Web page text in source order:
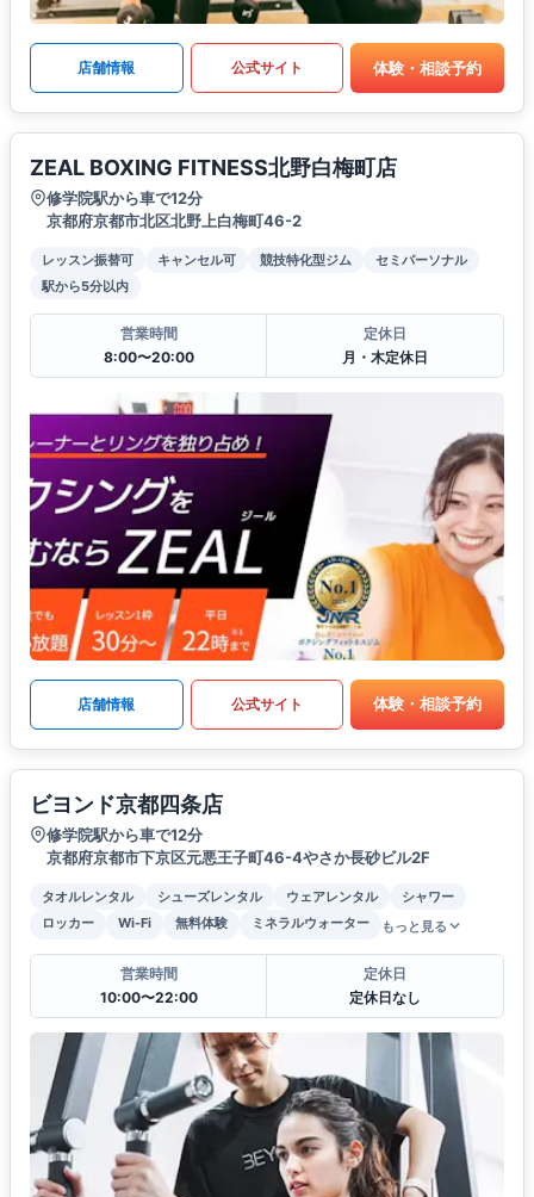
店舗情報 公式サイト 体験・相談予約
ZEAL BOXING FITNESS北野白梅町店
修学院駅から車で12分
京都府京都市北区北野上白梅町46-2
レッスン振替可 キャンセル可 競技特化型ジム
セミパーソナル
駅から5分以内
営業時間
8:00〜20:00
定休日
月・木定休日
店舗情報 公式サイト 体験・相談予約
ビヨンド京都四条店
修学院駅から車で12分
京都府京都市下京区元悪王子町46-4やさか長砂ビル2F
タオルレンタル シューズレンタル ウェアレンタル
シャワー
ロッカー
Wi-Fi 無料体験 ミネラルウォーター もっと見る
営業時間
10:00〜22:00
定休日
定休日なし